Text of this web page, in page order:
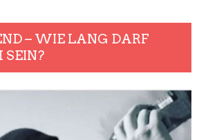
– WIE LANG DARF
SEIN?